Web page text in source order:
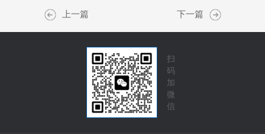
上一篇 下一篇
扫
码
加
微
信